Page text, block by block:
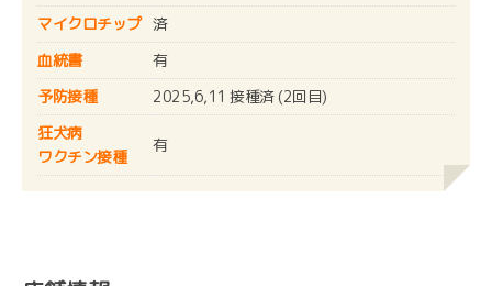
マイクロチップ 済
血統書
有
予防接種
2025,6,11 接種済 (2回目)
狂犬病
ワクチン接種
有